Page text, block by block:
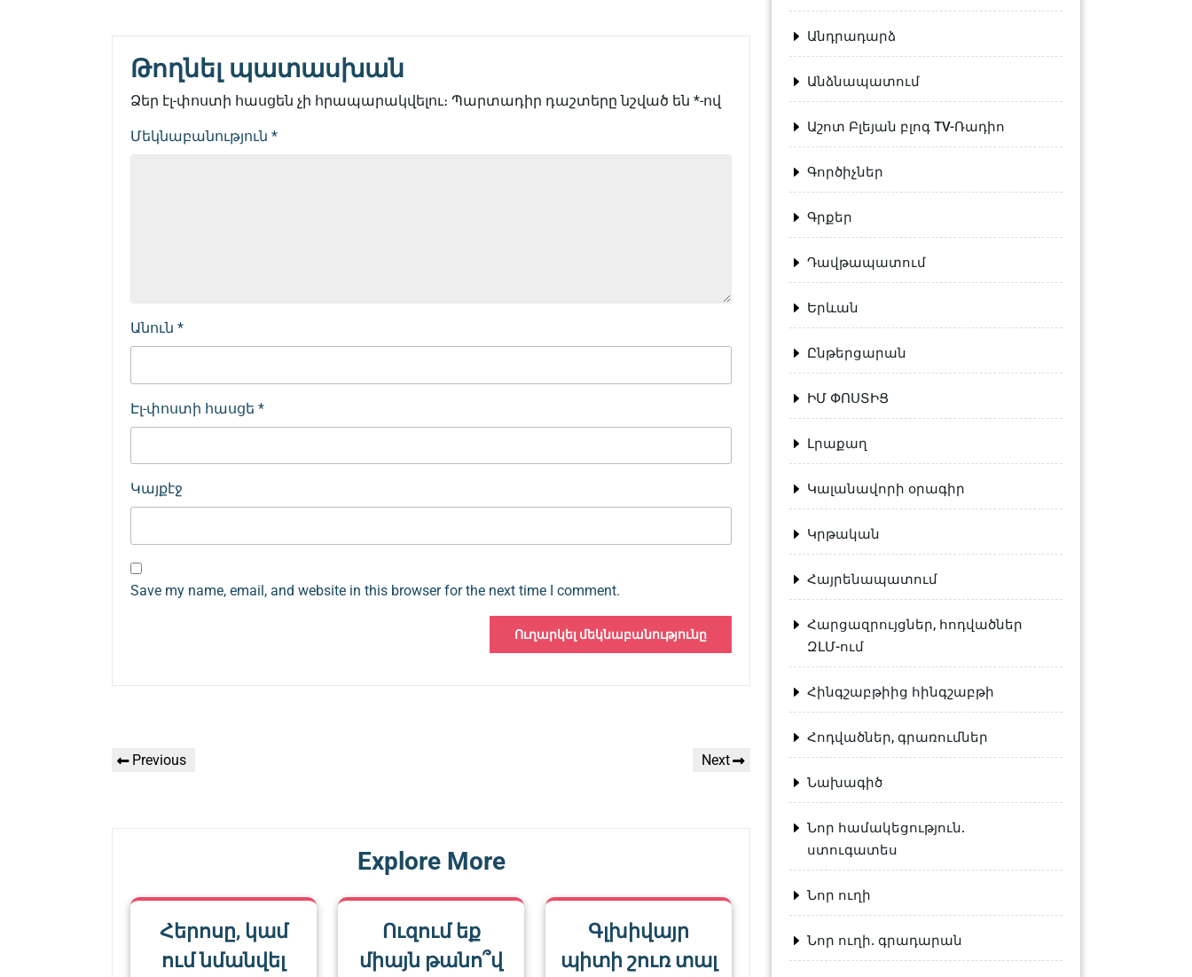
Թողնել պատասխան
Ձեր էլ-փոստի հասցեն չի հրապարակվելու։ Պարտադիր դաշտերը նշված են *-ով
Մեկնաբանություն *
Անուն *
Էլ-փոստի հասցե *
Կայքէջ
Save my name, email, and website in this browser for the next time I comment.
Գրառումների
Previous
Previous
Next
Next
Explore More
Հերոսը, կամ
ում նմանվել
Ուզում եք
միայն թանո՞վ
Գլխիվայր
պիտի շուռ տալ
Անդրադարձ
Անձնապատում
Աշոտ Բլեյան բլոգ TV-Ռադիո
Գործիչներ
Գրքեր
Դավթապատում
Երևան
Ընթերցարան
ԻՄ ՓՈՍՏԻՑ
Լրաքաղ
Կալանավորի օրագիր
Կրթական
Հայրենապատում
Հարցազրույցներ, հոդվածներ
ԶԼՄ-ում
Հինգշաբթիից հինգշաբթի
Հոդվածներ, գրառումներ
Նախագիծ
Նոր համակեցություն.
ստուգատես
Նոր ուղի
Նոր ուղի. գրադարան